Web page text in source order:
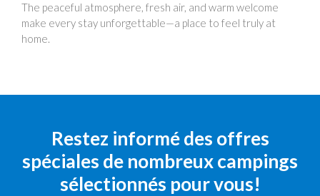
The peaceful atmosphere, fresh air, and warm welcome
make every stay unforgettable—a place to feel truly at
home.
Restez informé des offres
spéciales de nombreux campings
sélectionnés pour vous!